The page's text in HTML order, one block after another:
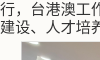
行，台港澳工
建设、人才培